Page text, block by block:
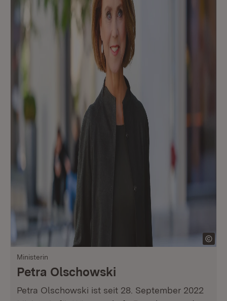
Ministerin
Petra Olschowski
Petra Olschowski ist seit 28. September 2022